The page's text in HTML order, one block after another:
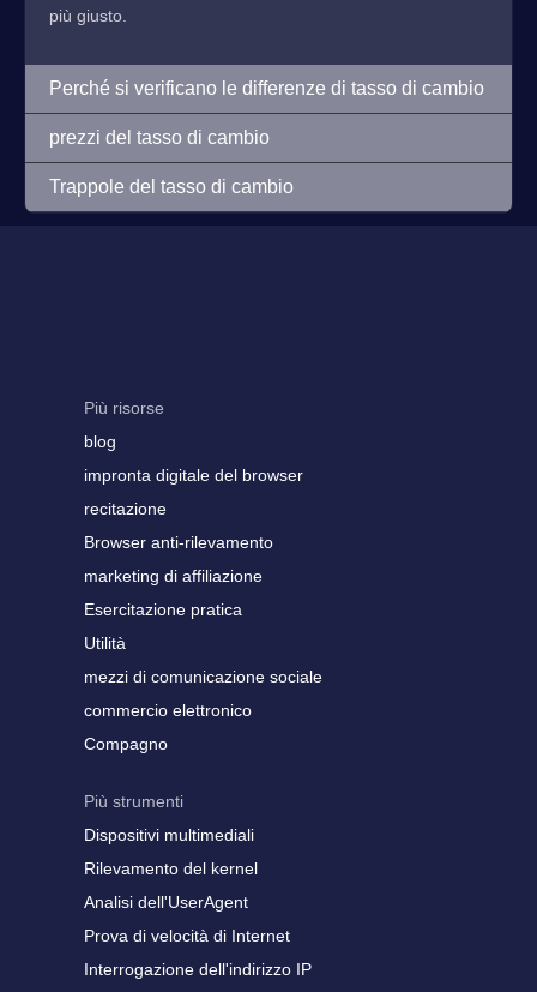
più giusto.
Perché si verificano le differenze di tasso di cambio
prezzi del tasso di cambio
Trappole del tasso di cambio
Più risorse
blog
impronta digitale del browser
recitazione
Browser anti-rilevamento
marketing di affiliazione
Esercitazione pratica
Utilità
mezzi di comunicazione sociale
commercio elettronico
Compagno
Più strumenti
Dispositivi multimediali
Rilevamento del kernel
Analisi dell'UserAgent
Prova di velocità di Internet
Interrogazione dell'indirizzo IP